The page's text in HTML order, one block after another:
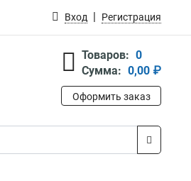
Вход Регистрация
Товаров: 0
Сумма: 0,00 ₽
Оформить заказ